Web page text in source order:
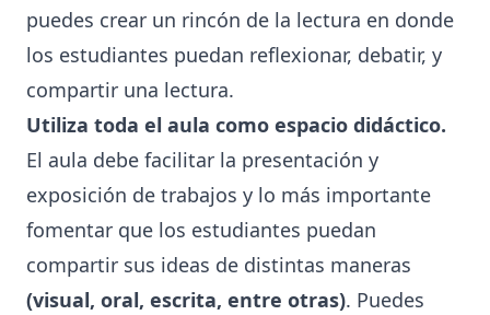
puedes crear un rincón de la lectura en donde
los estudiantes puedan reflexionar, debatir, y
compartir una lectura.
Utiliza toda el aula como espacio didáctico.
El aula debe facilitar la presentación y
exposición de trabajos y lo más importante
fomentar que los estudiantes puedan
compartir sus ideas de distintas maneras
(visual, oral, escrita, entre otras). Puedes